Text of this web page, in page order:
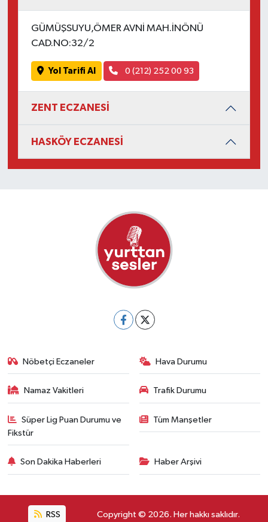
GÜMÜŞSUYU,ÖMER AVNİ MAH.İNÖNÜ
CAD.NO:32/2
Yol Tarifi Al 0 (212) 252 00 93
ZENT ECZANESİ
HASKÖY ECZANESİ
Nöbetçi Eczaneler Hava Durumu
Namaz Vakitleri Trafik Durumu
Süper Lig Puan Durumu ve
Fikstür
Tüm Manşetler
Son Dakika Haberleri Haber Arşivi
RSS Copyright © 2026. Her hakkı saklıdır.